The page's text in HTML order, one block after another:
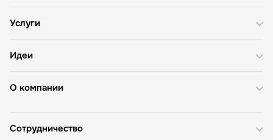
О компании
Услуги
Идеи
Сотрудничество